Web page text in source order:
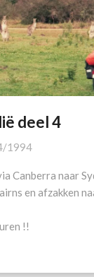
deel 4
1994
Canberra naar
en afzakken
!!